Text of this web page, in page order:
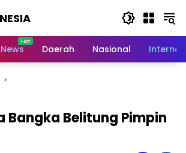
Daerah Nasional
Bangka Belitung Pimpin